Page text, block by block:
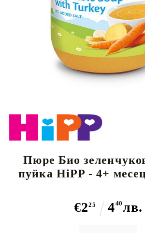
Пюре Био
пуйка HiPP - 4+
€225 440лв.